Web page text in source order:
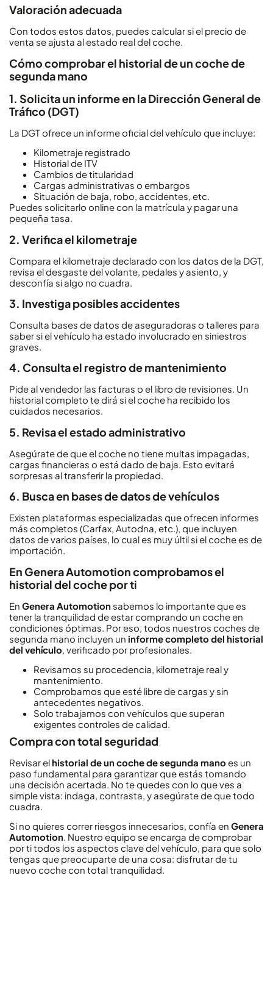
Valoración adecuada
Con todos estos datos, puedes calcular si el precio de
venta se ajusta al estado real del coche.
Cómo comprobar el historial de un coche de
segunda mano
1. Solicita un informe en la Dirección General de
Tráfico (DGT)
La DGT ofrece un informe oficial del vehículo que incluye:
Kilometraje registrado
Historial de ITV
Cambios de titularidad
Cargas administrativas o embargos
Situación de baja, robo, accidentes, etc.
Puedes solicitarlo online con la matrícula y pagar una
pequeña tasa.
2. Verifica el kilometraje
Compara el kilometraje declarado con los datos de la DGT,
revisa el desgaste del volante, pedales y asiento, y
desconfía si algo no cuadra.
3. Investiga posibles accidentes
Consulta bases de datos de aseguradoras o talleres para
saber si el vehículo ha estado involucrado en siniestros
graves.
4. Consulta el registro de mantenimiento
Pide al vendedor las facturas o el libro de revisiones. Un
historial completo te dirá si el coche ha recibido los
cuidados necesarios.
5. Revisa el estado administrativo
Asegúrate de que el coche no tiene multas impagadas,
cargas financieras o está dado de baja. Esto evitará
sorpresas al transferir la propiedad.
6. Busca en bases de datos de vehículos
Existen plataformas especializadas que ofrecen informes
más completos (Carfax, Autodna, etc.), que incluyen
datos de varios países, lo cual es muy últil si el coche es de
importación.
En Genera Automotion comprobamos el
historial del coche por ti
En Genera Automotion sabemos lo importante que es
tener la tranquilidad de estar comprando un coche en
condiciones óptimas. Por eso, todos nuestros coches de
segunda mano incluyen un informe completo del historial
del vehículo , verificado por profesionales.
Revisamos su procedencia, kilometraje real y
mantenimiento.
Comprobamos que esté libre de cargas y sin
antecedentes negativos.
Solo trabajamos con vehículos que superan
exigentes controles de calidad.
Compra con total seguridad
Revisar el historial de un coche de segunda manoes un
paso fundamental para garantizar que estás tomando
una decisión acertada. No te quedes con lo que ves a
simple vista: indaga, contrasta, y asegúrate de que todo
cuadra.
Si no quieres correr riesgos innecesarios, confía en Genera
Automotion. Nuestro equipo se encarga de comprobar
por ti todos los aspectos clave del vehículo, para que solo
tengas que preocuparte de una cosa: disfrutar de tu
nuevo coche con total tranquilidad.